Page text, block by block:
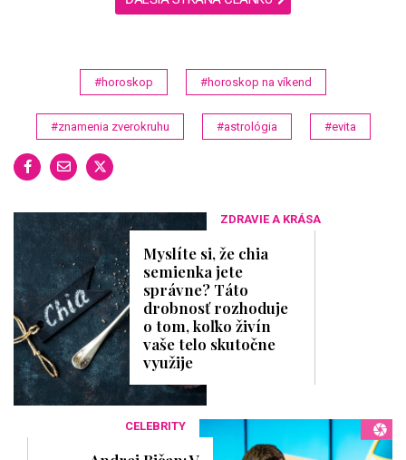
#horoskop #horoskop na víkend
#znamenia zverokruhu #astrológia #evita
ZDRAVIE A KRÁSA
Myslíte si, že chia
semienka jete
správne? Táto
drobnosť rozhoduje
o tom, koľko živín
vaše telo skutočne
využije
CELEBRITY